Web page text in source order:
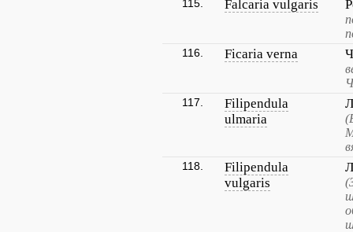
115. Falcaria vulgaris
116. Ficaria verna
117.
Filipendula
ulmaria
118.
Filipendula
vulgaris